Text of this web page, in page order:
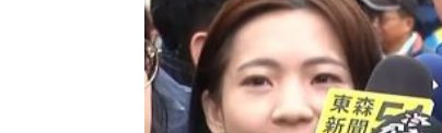
三立iNEWS新聞台線上直播 18:00
商場戰國來臨 台中「頂奢大道」
台彩父親節推新刮刮樂千萬頭獎超